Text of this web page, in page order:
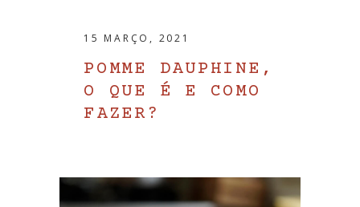
15 MARÇO, 2021
POMME DAUPHINE,
O QUE É E COMO
FAZER?